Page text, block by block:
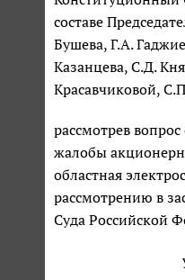
составе
Бушева, Г.А.
Казанцева, С.Д.
Красавчиковой,
рассмотрев
жалобы
областная
рассмотрению в
Суда Российской